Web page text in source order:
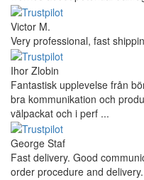
Victor M.
Very professional, fast
Ihor Zlobin
Fantastisk upplevelse från
bra kommunikation och
välpackat och i perf ...
George Staf
Fast delivery. Good
order procedure and delivery.